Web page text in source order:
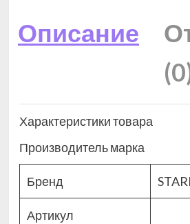
Описание
Характеристики товара
Производитель марка
Бренд
Артикул